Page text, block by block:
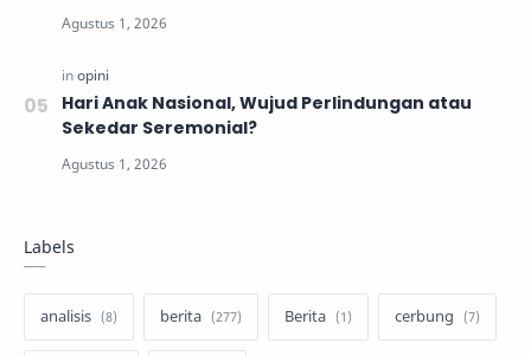
Hari Anak Nasional, Wujud Perlindungan atau
Sekedar Seremonial?
Labels
analisis berita Berita cerbung